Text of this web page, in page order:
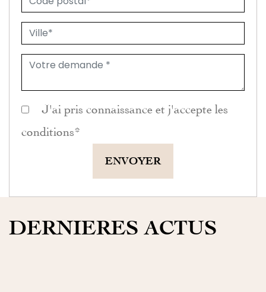
J'ai pris connaissance et j'accepte les
conditions *
ENVOYER
DERNIERES ACTUS